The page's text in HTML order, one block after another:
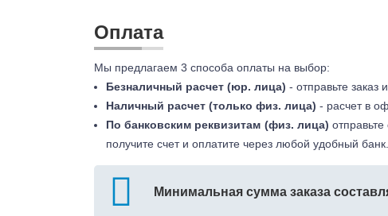
Оплата
Мы предлагаем 3 способа оплаты на выбор:
Безналичный расчет (юр. лица) - отправьте заказ
Наличный расчет (только физ. лица) - расчет в
По банковским реквизитам (физ. лица)
получите счет и оплатите через любой удобный банк.
Минимальная сумма заказа